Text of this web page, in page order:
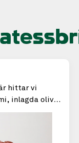
hittar vi
inlagda oliver
perfektion!